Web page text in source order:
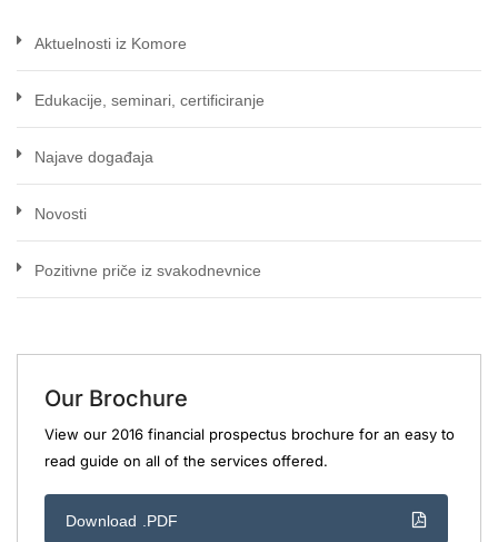
Aktuelnosti iz Komore
Edukacije, seminari, certificiranje
Najave događaja
Novosti
Pozitivne priče iz svakodnevnice
Our Brochure
View our 2016 financial prospectus brochure for an easy to
read guide on all of the services offered.
Download .PDF